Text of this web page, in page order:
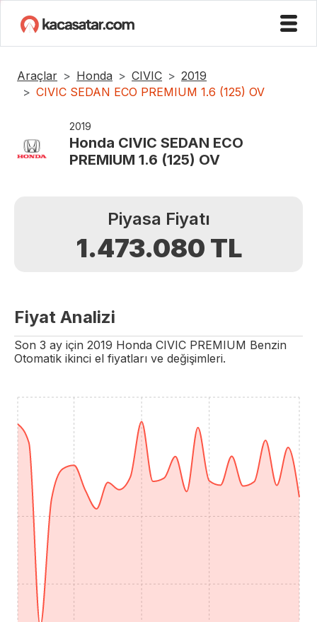
Araçlar Honda CIVIC
2019
CIVIC SEDAN ECO PREMIUM 1.6 (125) OV
2019
Honda CIVIC SEDAN ECO
PREMIUM 1.6 (125) OV
Piyasa Fiyatı
1.473.080 TL
Fiyat Analizi
Son 3 ay için 2019 Honda CIVIC PREMIUM Benzin
Otomatik ikinci el fiyatları ve değişimleri.